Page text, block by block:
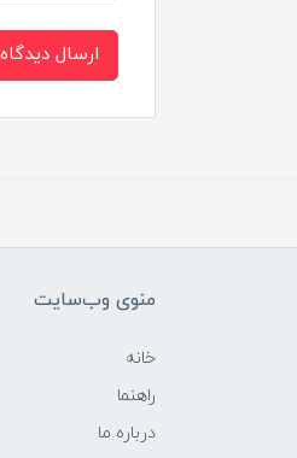
ارسال دیدگاه
منوی وب‌سایت
خانه
راهنما
درباره ما